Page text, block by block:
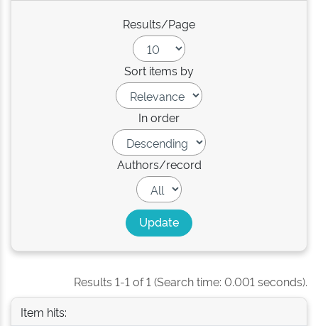
Results/Page
Sort items by
In order
Authors/record
Results 1-1 of 1 (Search time: 0.001 seconds).
Item hits: